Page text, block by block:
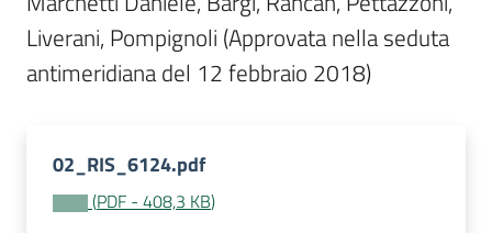
Liverani, Pompignoli (Approvata nella seduta
antimeridiana del 12 febbraio 2018)
02_RIS_6124.pdf
(PDF - 408,3 KB)